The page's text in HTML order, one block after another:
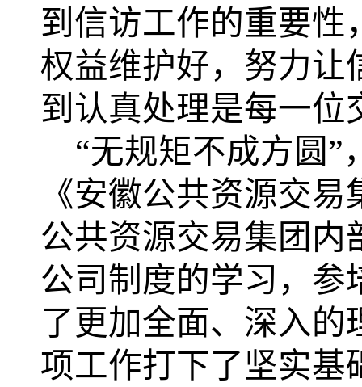
到信访工作的重要性
权益维护好，努力让
到认真处理是每一位
“无规矩不成方圆”
《安徽公共资源交
公共资源交易集团内
公司制度的学习，参
了更加全面、深入的
项工作打下了坚实基